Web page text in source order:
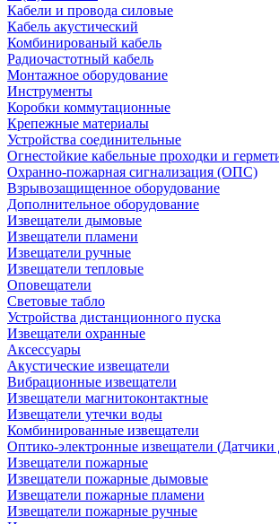
Кабели и провода силовые
Кабель акустический
Комбинированый кабель
Радиочастотный кабель
Монтажное оборудование
Инструменты
Коробки коммутационные
Крепежные материалы
Устройства соединительные
Огнестойкие кабельные проходки и
Охранно-пожарная сигнализация (ОПС)
Взрывозащищенное оборудование
Дополнительное оборудование
Извещатели дымовые
Извещатели пламени
Извещатели ручные
Извещатели тепловые
Оповещатели
Световые табло
Устройства дистанционного пуска
Извещатели охранные
Аксессуары
Акустические извещатели
Вибрационные извещатели
Извещатели магнитоконтактные
Извещатели утечки воды
Комбинированные извещатели
Оптико-электронные извещатели
Извещатели пожарные
Извещатели пожарные дымовые
Извещатели пожарные пламени
Извещатели пожарные ручные